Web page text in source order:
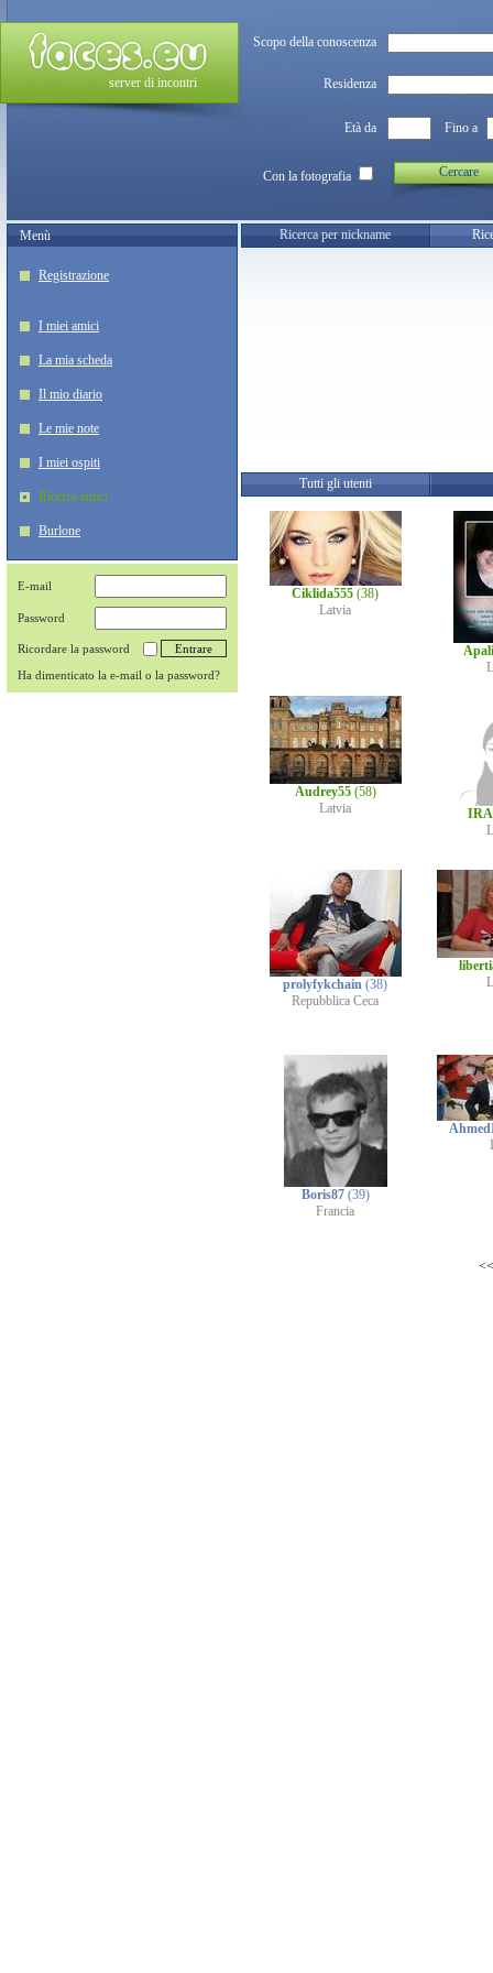
server di incontri
Scopo della conoscenza
Residenza
Età da Fino a
Con la fotografia Cercare
Menù
Registrazione
I miei amici
La mia scheda
Il mio diario
Le mie note
I miei ospiti
Ricerca amici
Burlone
E-mail
Password
Ricordare la password
Ha dimenticato la e-mail o la password?
Ricerca per nickname
Tutti gli utenti
Ciklida555 (38)
Latvia
Audrey55 (58)
Latvia
prolyfykchain (38)
Repubblica Ceca
Boris87 (39)
Francia